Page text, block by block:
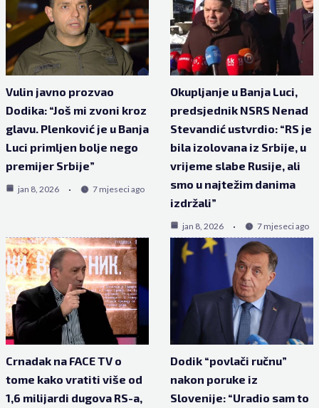
Vulin javno prozvao
Dodika: “Još mi zvoni kroz
glavu. Plenković je u Banja
Luci primljen bolje nego
premijer Srbije”
jan 8, 2026 7 mjeseci ago
Okupljanje u Banja Luci,
predsjednik NSRS Nenad
Stevandić ustvrdio: “RS je
bila izolovana iz Srbije, u
vrijeme slabe Rusije, ali
smo u najtežim danima
izdržali”
jan 8, 2026 7 mjeseci ago
Crnadak na FACE TV o
tome kako vratiti više od
1,6 milijardi dugova RS-a,
Dodik “povlači ručnu”
nakon poruke iz
Slovenije: “Uradio sam to